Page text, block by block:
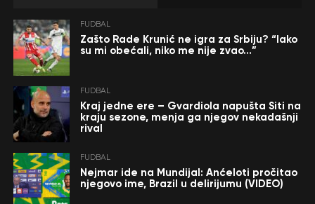
FUDBAL
Zašto Rade Krunić ne igra za Srbiju? “Iako
su mi obećali, niko me nije zvao…”
FUDBAL
Kraj jedne ere – Gvardiola napušta Siti na
kraju sezone, menja ga njegov nekadašnji
rival
FUDBAL
Nejmar ide na Mundijal: Anćeloti pročitao
njegovo ime, Brazil u delirijumu (VIDEO)